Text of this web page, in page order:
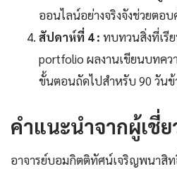
ออนไลน์อย่างจริงจังช่วยตอ
สัปดาห์ที่ 4 : ทบทวนสิ่งที่เรี
portfolio ผลงานเขียนบทคว
ขั้นตอนถัดไปสำหรับ 90 วันข้
คำแนะนำจากผู้เชี่
อาจารย์บอมกิตติทัศน์เจริญพนาสิ